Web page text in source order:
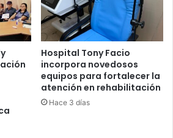
Hospital Tony Facio
incorpora novedosos
equipos para fortalecer la
atención en rehabilitación
Hace 3 días